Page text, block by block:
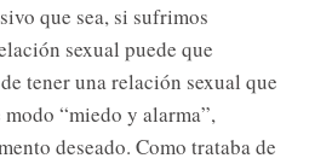
que sea, si sufrimos
sexual puede que
tener una relación sexual que
“miedo y alarma”,
deseado. Como trataba de